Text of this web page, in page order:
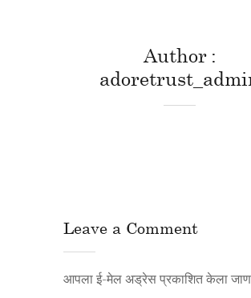
Author
Leave a Comment
आपला ई-मेल अड्रेस प्रकाशित केला